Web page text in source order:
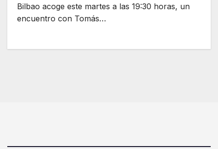
Bilbao acoge este martes a las 19:30 horas, un
encuentro con Tomás…